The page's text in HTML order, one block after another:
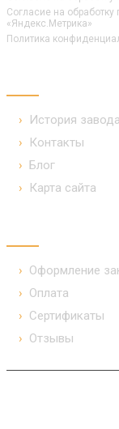
Согласие на
«Яндекс.Метрика»
Политика
История завода
Контакты
Блог
Карта сайта
Оформление
Оплата
Сертификаты
Отзывы